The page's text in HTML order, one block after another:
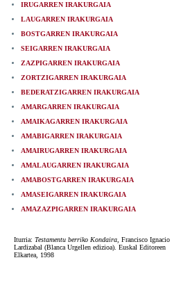
IRUGARREN IRAKURGAIA
LAUGARREN IRAKURGAIA
BOSTGARREN IRAKURGAIA
SEIGARREN IRAKURGAIA
ZAZPIGARREN IRAKURGAIA
ZORTZIGARREN IRAKURGAIA
BEDERATZIGARREN IRAKURGAIA
AMARGARREN IRAKURGAIA
AMAIKAGARREN IRAKURGAIA
AMABIGARREN IRAKURGAIA
AMAIRUGARREN IRAKURGAIA
AMALAUGARREN IRAKURGAIA
AMABOSTGARREN IRAKURGAIA
AMASEIGARREN IRAKURGAIA
AMAZAZPIGARREN IRAKURGAIA
Iturria: Testamentu berriko Kondaira , Francisco Ignacio
Lardizabal (Blanca Urgellen edizioa). Euskal Editoreen
Elkartea, 1998